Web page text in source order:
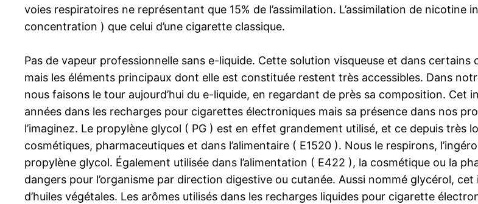
voies respiratoires ne représentant que 15% de l’assimilation. L’assimilation de
concentration ) que celui d’une cigarette classique.
Pas de vapeur professionnelle sans e-liquide. Cette solution visqueuse et dans
mais les éléments principaux dont elle est constituée restent très accessibles. Dans
nous faisons le tour aujourd’hui du e-liquide, en regardant de près sa composition. Cet
années dans les recharges pour cigarettes électroniques mais sa présence dans nos
l’imaginez. Le propylène glycol ( PG ) est en effet grandement utilisé, et ce depuis
cosmétiques, pharmaceutiques et dans l’alimentaire ( E1520 ). Nous le respirons,
propylène glycol. Également utilisée dans l’alimentation ( E422 ), la cosmétique ou la
dangers pour l’organisme par direction digestive ou cutanée. Aussi nommé glycérol,
d’huiles végétales. Les arômes utilisés dans les recharges liquides pour cigarette